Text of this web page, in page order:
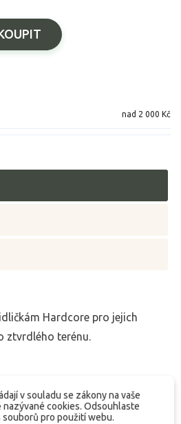
nad 2 000 Kč
Hardcore pro jejich
ztvrdlého terénu.
v souladu se zákony na vaše
cookies. Odsouhlaste
pro použití webu.